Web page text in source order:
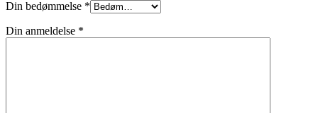
Din bedømmelse *
Din anmeldelse *